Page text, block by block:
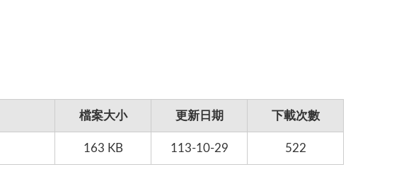
檔案大小 更新日期 下載次數
163 KB 113-10-29 522